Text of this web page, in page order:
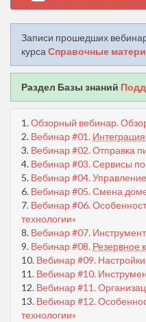
Записи прошедших
курсаСправочные
Раздел Базы знаний
1.Обзорный вебинар.
2. Вебинар #01. Интеграция
3. Вебинар #02. Отправка
4. Вебинар #03. Сервисы
5. Вебинар #04.
6. Вебинар #05. Смена
7. Вебинар #06.
технологии»
8. Вебинар #07.
9. Вебинар #08. Резервное
10. Вебинар #09.
11. Вебинар #10.
12. Вебинар #11.
13. Вебинар #12.
технологии»